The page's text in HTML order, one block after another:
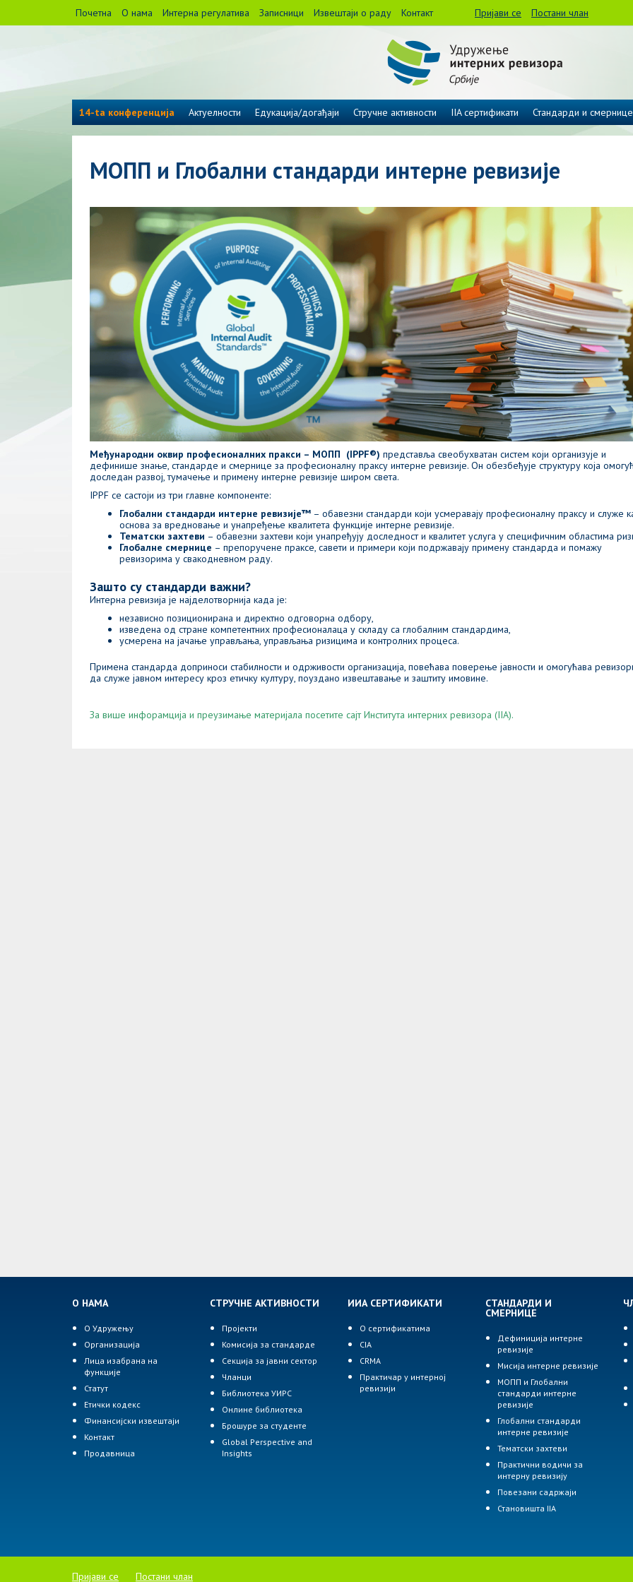
Почетна О нама Интерна регулатива Записници Извештаји о раду Контакт Пријави се Постани члан
14-ta конференција Актуелности Едукација/догађаји Стручне активности IIA сертификати Стандарди и смернице
МОПП и Глобални стандарди интерне ревизије
Међународни оквир професионалних пракси – МОПП (IPPF®) представља свеобухватан систем који организује и
дефинише знање, стандарде и смернице за професионалну праксу интерне ревизије. Он обезбеђује структуру која
доследан развој, тумачење и примену интерне ревизије широм света.
IPPF се састоји из три главне компоненте:
Глобални стандарди интерне ревизије™ – обавезни стандарди који усмеравају професионалну праксу и служе
основа за вредновање и унапређење квалитета функције интерне ревизије.
Тематски захтеви – обавезни захтеви који унапређују доследност и квалитет услуга у специфичним областима
Глобалне смернице – препоручене праксе, савети и примери који подржавају примену стандарда и помажу
ревизорима у свакодневном раду.
Зашто су стандарди важни?
Интерна ревизија је најделотворнија када је:
независно позиционирана и директно одговорна одбору,
изведена од стране компетентних професионалаца у складу са глобалним стандардима,
усмерена на јачање управљања, управљања ризицима и контролних процеса.
Примена стандарда доприноси стабилности и одрживости организација, повећава поверење јавности и омогућава
да служе јавном интересу кроз етичку културу, поуздано извештавање и заштиту имовине.
За више инфорамција и преузимање материјала посетите сајт Института интерних ревизора (IIA).
О НАМА
О Удружењу
Организација
Лица изабрана на
функције
Статут
Етички кодекс
Финансијски извештаји
Контакт
Продавница
СТРУЧНЕ АКТИВНОСТИ
Пројекти
Комисија за стандарде
Секција за јавни сектор
Чланци
Библиотека УИРС
Онлине библиотека
Брошуре за студенте
Global Perspective and
Insights
ИИА СЕРТИФИКАТИ
О сертификатима
CIA
CRMA
Практичар у интерној
ревизији
СТАНДАРДИ И
СМЕРНИЦЕ
Дефиниција интерне
ревизије
Мисија интерне ревизије
МОПП и Глобални
стандарди интерне
ревизије
Глобални стандарди
интерне ревизије
Тематски захтеви
Практични водичи за
интерну ревизију
Повезани садржаји
Становишта IIA
Пријави се Постани члан